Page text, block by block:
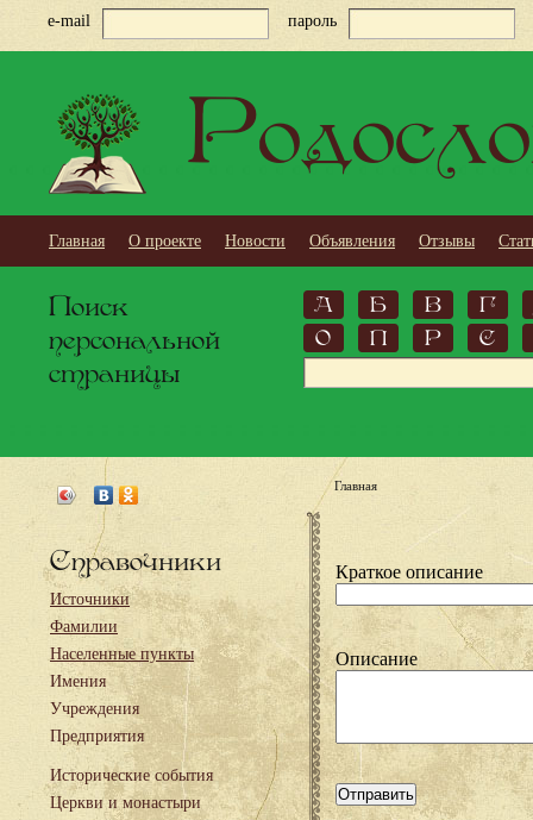
e-mail пароль
Главная О проекте Новости Объявления Отзывы
Поиск
персональной
страницы
А Б В
Г
О
П Р С
Справочники
Источники
Фамилии
Населенные пункты
Имения
Учреждения
Предприятия
Исторические события
Церкви и монастыри
Главная
Краткое описание
Описание